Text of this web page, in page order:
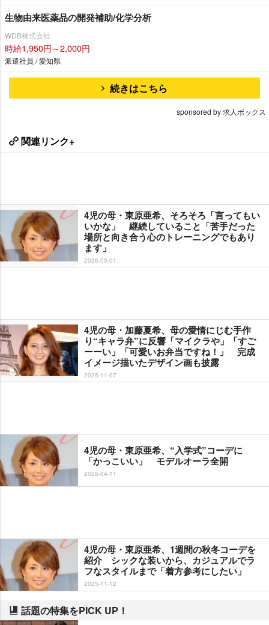
生物由来医薬品の開発補助/化学分析
WDB株式会社
時給1,950円～2,000円
派遣社員 / 愛知県
続きはこちら
sponsored by 求人ボックス
関連リンク+
4児の母・東原亜希、そろそろ「言ってもい
いかな」 継続していること「苦手だった
場所と向き合う心のトレーニングでもあり
ます」
2026-05-01
4児の母・加藤夏希、母の愛情にじむ手作
り“キャラ弁”に反響「マイクラや」「すご
ーーい」「可愛いお弁当ですね！」 完成
イメージ描いたデザイン画も披露
2025-11-07
4児の母・東原亜希、“入学式”コーデに
「かっこいい」 モデルオーラ全開
2026-04-11
4児の母・東原亜希、1週間の秋冬コーデを
紹介 シックな装いから、カジュアルでラ
フなスタイルまで「着方参考にしたい」
2025-11-12
話題の特集をPICK UP！